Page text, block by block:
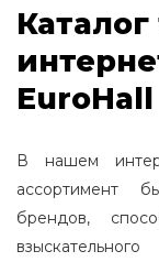
EuroHall
В нашем
ассортимент
брендов,